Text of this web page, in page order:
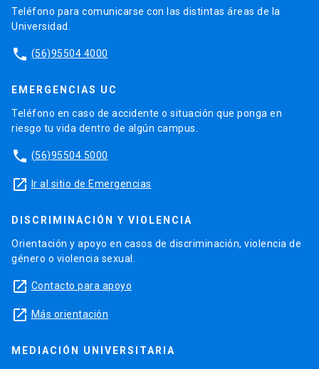
Teléfono para comunicarse con las distintas áreas de la
Universidad.
phone (56)95504 4000
EMERGENCIAS UC
Teléfono en caso de accidente o situación que ponga en
riesgo tu vida dentro de algún campus.
phone (56)95504 5000
launch Ir al sitio de Emergencias
DISCRIMINACIÓN Y VIOLENCIA
Orientación y apoyo en casos de discriminación, violencia de
género o violencia sexual.
launch Contacto para apoyo
launch Más orientación
MEDIACIÓN UNIVERSITARIA